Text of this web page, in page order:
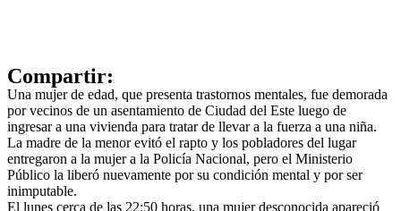
Compartir:
Una mujer de edad, que presenta trastornos mentales, fue demorada
por vecinos de un asentamiento de Ciudad del Este luego de
ingresar a una vivienda para tratar de llevar a la fuerza a una niña.
La madre de la menor evitó el rapto y los pobladores del lugar
entregaron a la mujer a la Policía Nacional, pero el Ministerio
Público la liberó nuevamente por su condición mental y por ser
inimputable.
El lunes cerca de las 22:50 horas, una mujer desconocida apareció